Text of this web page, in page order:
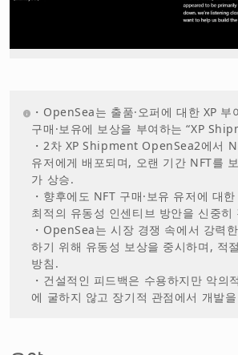
・OpenSea는 출품·오퍼에 대한 XP
구매·보유에 보상을 부여하는 “XP
・2차 XP Shipment OpenSea2에서
유저에게 배포되며, 오랜 기간 NFT를
가 상승.
・향후에도 NFT 구매·보유 유저에 대
최적의 유동성 인센티브 방안을 신중히
・OpenSea는 시장 경쟁 속에서 강력
하기 위해 유동성 보상을 중시하며, 적
방침.
・건설적인 피드백은 수용하지만 악의
에 굴하지 않고 장기적 관점에서 개발